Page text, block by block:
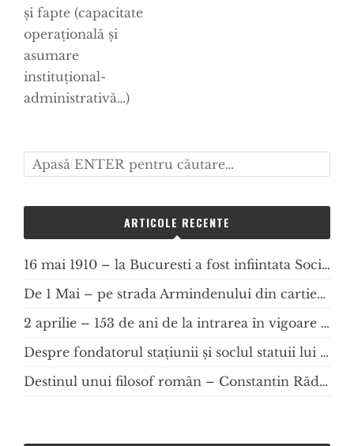
și fapte (capacitate
operațională și
asumare
instituțional-
administrativă…)
ARTICOLE RECENTE
16 mai 1910 – la Bucuresti a fost infiintata Societatea Comunala pentru Construirea de Locuinte (SCCL Bucuresti).
De 1 Mai – pe strada Armindenului din cartierul Primăverii
2 aprilie – 153 de ani de la intrarea în vigoare a Legii de organizare a comunelor urbane și rurale, dar și 150 de ani de “Ce-ți dorescu eu ție, dulce Românie”.
Despre fondatorul stațiunii și soclul statuii lui Grigore c.Monteoru
Destinul unui filosof român – Constantin Rădulescu-Motru